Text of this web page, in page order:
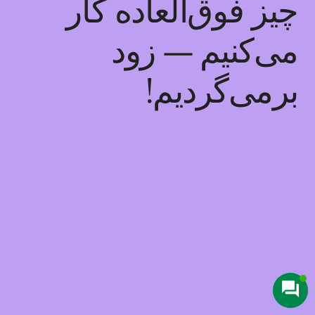
چیز فوق‌العاده کار
می‌کنیم — زود
برمی‌گردیم!